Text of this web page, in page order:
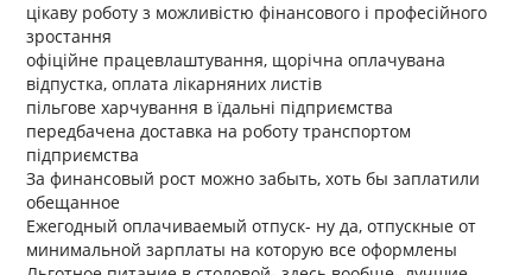
цікаву роботу з можливістю фінансового і професійного
зростання
офіційне працевлаштування, щорічна оплачувана
відпустка, оплата лікарняних листів
пільгове харчування в їдальні підприємства
передбачена доставка на роботу транспортом
підприємства
За финансовый рост можно забыть, хоть бы заплатили
обещанное
Ежегодный оплачиваемый отпуск- ну да, отпускные от
минимальной зарплаты на которую все оформлены